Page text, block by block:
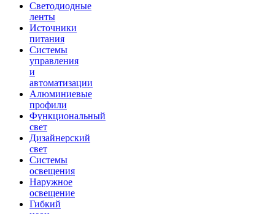
Светодиодные
ленты
Источники
питания
Системы
управления
и
автоматизации
Алюминиевые
профили
Функциональный
свет
Дизайнерский
свет
Системы
освещения
Наружное
освещение
Гибкий